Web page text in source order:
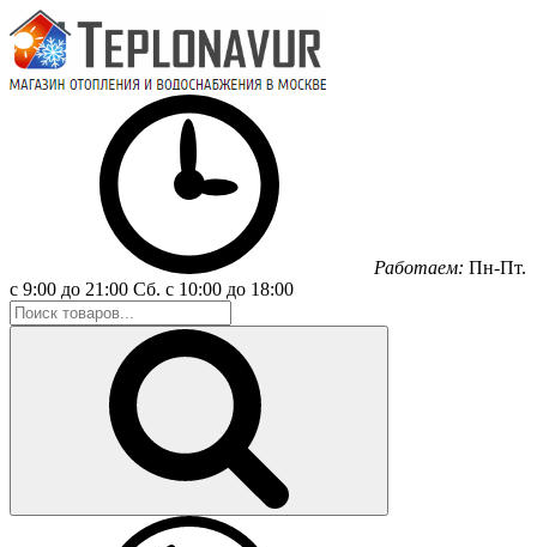
Работаем: Пн-Пт.
с 9:00 до 21:00 Сб. с 10:00 до 18:00